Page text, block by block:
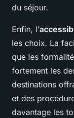
du séjour.
Enfin, l’
les choix. La
que les
fortement les
destinations
et des
davantage les